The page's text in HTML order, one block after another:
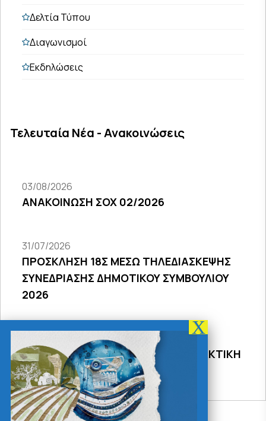
Δελτία Τύπου
Διαγωνισμοί
Εκδηλώσεις
Τελευταία Νέα - Ανακοινώσεις
03/08/2026
ΑΝΑΚΟΙΝΩΣΗ ΣΟΧ 02/2026
31/07/2026
ΠΡΟΣΚΛΗΣΗ 18Σ ΜΕΣΩ ΤΗΛΕΔΙΑΣΚΕΨΗΣ
ΣΥΝΕΔΡΙΑΣΗΣ ΔΗΜΟΤΙΚΟΥ ΣΥΜΒΟΥΛΙΟΥ
2026
ΠΡΟΣΚΛΗΣΗ 27ης ΣΥΝΕΔΡΙΑΣΗΣ ΤΑΚΤΙΚΗ
ΔΙΑ ΖΩΣΗΣ